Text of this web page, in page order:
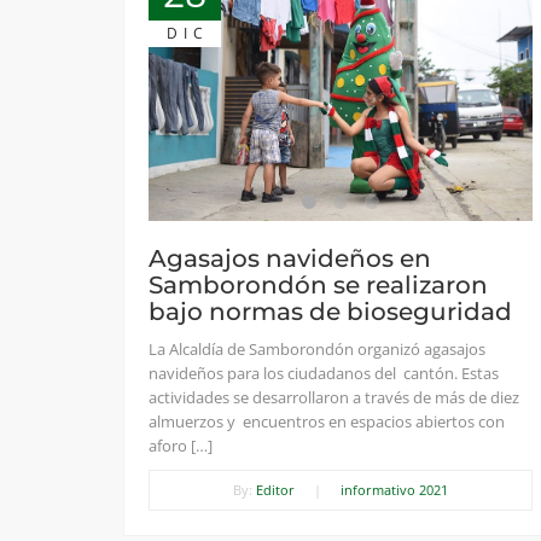
DIC
Agasajos navideños en
Samborondón se realizaron
bajo normas de bioseguridad
La Alcaldía de Samborondón organizó agasajos
navideños para los ciudadanos del cantón. Estas
actividades se desarrollaron a través de más de diez
almuerzos y encuentros en espacios abiertos con
aforo […]
By: Editor informativo 2021